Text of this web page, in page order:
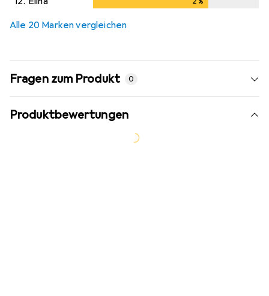
Alle 20 Marken vergleichen
Fragen zum Produkt 0
Produktbewertungen